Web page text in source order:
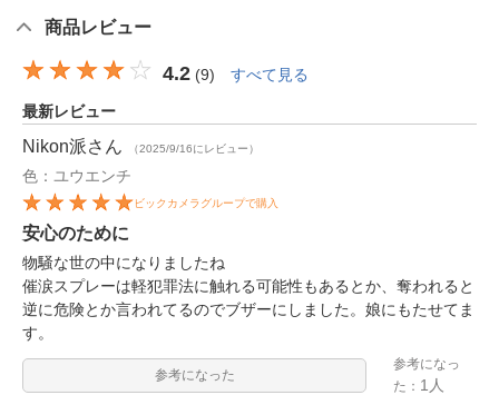
商品レビュー
4.2 (9) すべて見る
最新レビュー
Nikon派さん （2025/9/16にレビュー）
色：ユウエンチ
ビックカメラグループで購入
安心のために
物騒な世の中になりましたね
催涙スプレーは軽犯罪法に触れる可能性もあるとか、奪われると
逆に危険とか言われてるのでブザーにしました。娘にもたせてま
す。
参考になった
参考になっ
た： 1人